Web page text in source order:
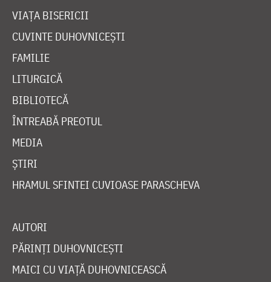
VIAȚA BISERICII
CUVINTE DUHOVNICEȘTI
FAMILIE
LITURGICĂ
BIBLIOTECĂ
ÎNTREABĂ PREOTUL
MEDIA
ȘTIRI
HRAMUL SFINTEI CUVIOASE PARASCHEVA
AUTORI
PĂRINȚI DUHOVNICEȘTI
MAICI CU VIAȚĂ DUHOVNICEASCĂ